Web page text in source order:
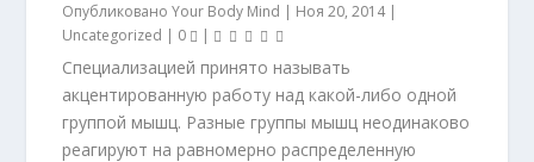
ОпубликованоYour Body Mind | Ноя 20, 2014|
Uncategorized | 0 |
Специализацией принято называть
акцентированную работу над какой-либо одной
группой мышц. Разные группы мышц неодинаково
реагируют на равномерно распределенную